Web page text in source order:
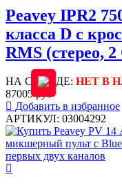
Peavey IPR2
класса D с
RMS (стерео,
НА СКЛАДЕ: НЕТ В
87005 руб
Добавить в избранное
АРТИКУЛ: 03004292